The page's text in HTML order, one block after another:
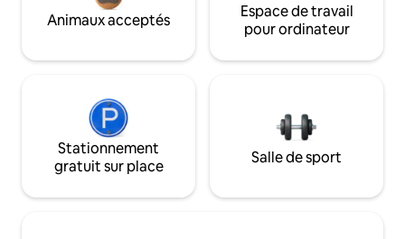
Animaux acceptés
Espace de travail
pour ordinateur
Stationnement
gratuit sur place
Salle de sport